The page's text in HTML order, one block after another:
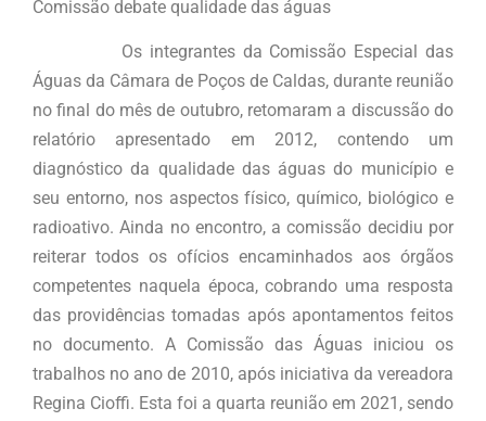
Comissão debate qualidade das águas
Os integrantes da Comissão Especial das
Águas da Câmara de Poços de Caldas, durante reunião
no final do mês de outubro, retomaram a discussão do
relatório apresentado em 2012, contendo um
diagnóstico da qualidade das águas do município e
seu entorno, nos aspectos físico, químico, biológico e
radioativo. Ainda no encontro, a comissão decidiu por
reiterar todos os ofícios encaminhados aos órgãos
competentes naquela época, cobrando uma resposta
das providências tomadas após apontamentos feitos
no documento. A Comissão das Águas iniciou os
trabalhos no ano de 2010, após iniciativa da vereadora
Regina Cioffi. Esta foi a quarta reunião em 2021, sendo